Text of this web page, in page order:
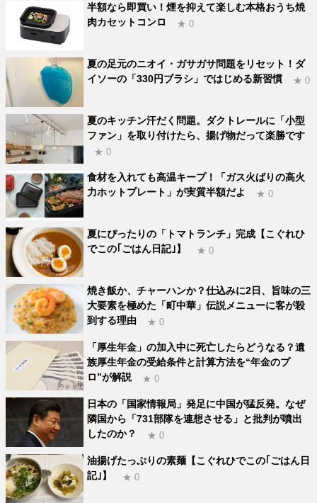
半額なら即買い！煙を抑えて楽しむ本格おうち焼
肉カセットコンロ
★ 0
夏の足元のニオイ・ガサガサ問題をリセット！ダ
イソーの「330円ブラシ」ではじめる新習慣
★ 0
夏のキッチン汗だく問題。ダクトレールに「小型
ファン」を取り付けたら、揚げ物だって楽勝です
★ 0
食材を入れても高温キープ！「ガス火ばりの高火
力ホットプレート」が実質半額だよ
★ 0
夏にぴったりの「トマトランチ」完成【こぐれひ
でこの｢ごはん日記｣】
★ 0
焼き飯か、チャーハンか？仕込みに2日、旨味の三
大要素を極めた「町中華」伝説メニューに客が殺
到する理由
★ 0
「厚生年金」の加入中に死亡したらどうなる？遺
族厚生年金の受給条件と計算方法を“年金のプ
ロ”が解説
★ 0
日本の「国家情報局」発足に中国が猛反発。なぜ
隣国から「731部隊を連想させる」と批判が噴出
したのか？
★ 0
油揚げたっぷりの素麺【こぐれひでこの｢ごはん日
記｣】
★ 0